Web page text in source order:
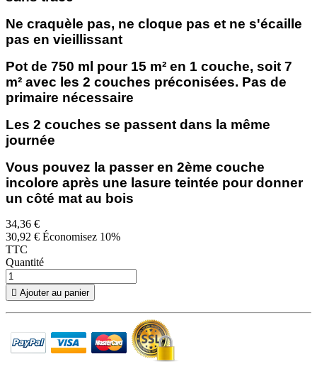
Ne craquèle pas, ne cloque pas et ne s'écaille
pas en vieillissant
Pot de 750 ml pour 15 m² en 1 couche, soit 7
m² avec les 2 couches préconisées. Pas de
primaire nécessaire
Les 2 couches se passent dans la même
journée
Vous pouvez la passer en 2ème couche
incolore après une lasure teintée pour donner
un côté mat au bois
34,36 €
30,92 € Économisez 10%
TTC
Quantité
 Ajouter au panier